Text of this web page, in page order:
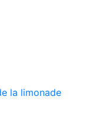
la limonade